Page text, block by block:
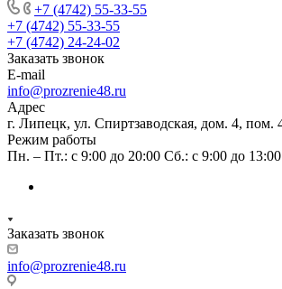
+7 (4742) 55-33-55
+7 (4742) 55-33-55
+7 (4742) 24-24-02
Заказать звонок
E-mail
info@prozrenie48.ru
Адрес
г. Липецк, ул. Спиртзаводская, дом. 4, пом.
Режим работы
Пн. – Пт.: с 9:00 до 20:00 Сб.: с 9:00 до
Заказать звонок
info@prozrenie48.ru